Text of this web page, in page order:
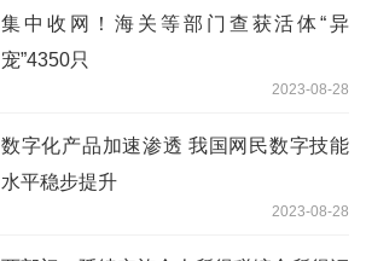
集中收网！海关等部门查获活体“异
宠”4350只
2023-08-28
数字化产品加速渗透 我国网民数字技能
水平稳步提升
2023-08-28